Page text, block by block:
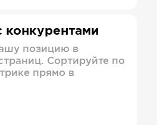
конкурентами
позицию в
Сортируйте по
прямо в